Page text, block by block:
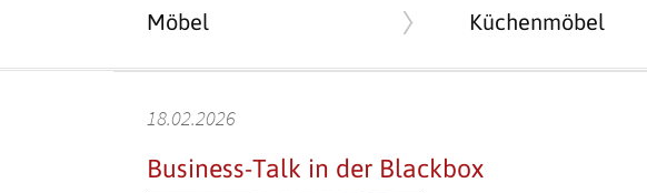
Möbel Küchenmöbel
18.02.2026
Business-Talk in der Blackbox